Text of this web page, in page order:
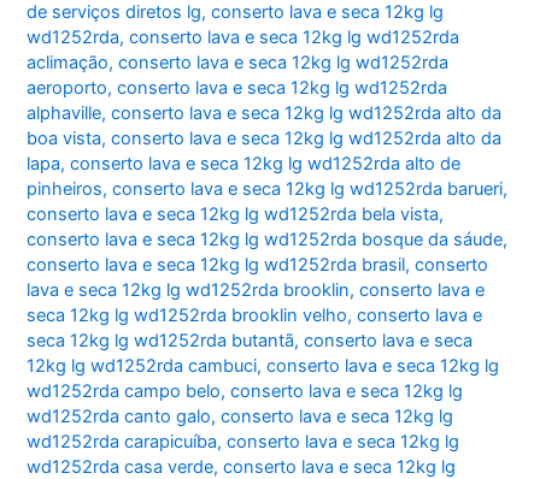
de serviços diretos lg,conserto lava e seca 12kg lg
wd1252rda,conserto lava e seca 12kg lg wd1252rda
aclimação,conserto lava e seca 12kg lg wd1252rda
aeroporto,conserto lava e seca 12kg lg wd1252rda
alphaville,conserto lava e seca 12kg lg wd1252rda alto da
boa vista,conserto lava e seca 12kg lg wd1252rda alto da
lapa,conserto lava e seca 12kg lg wd1252rda alto de
pinheiros,conserto lava e seca 12kg lg wd1252rda barueri,
conserto lava e seca 12kg lg wd1252rda bela vista,
conserto lava e seca 12kg lg wd1252rda bosque da sáude,
conserto lava e seca 12kg lg wd1252rda brasil,conserto
lava e seca 12kg lg wd1252rda brooklin,conserto lava e
seca 12kg lg wd1252rda brooklin velho,conserto lava e
seca 12kg lg wd1252rda butantã,conserto lava e seca
12kg lg wd1252rda cambuci,conserto lava e seca 12kg lg
wd1252rda campo belo,conserto lava e seca 12kg lg
wd1252rda canto galo,conserto lava e seca 12kg lg
wd1252rda carapicuíba,conserto lava e seca 12kg lg
wd1252rda casa verde,conserto lava e seca 12kg lg